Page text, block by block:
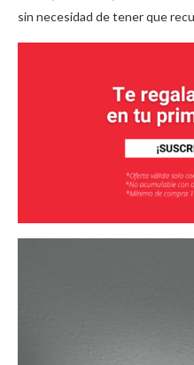
sin necesidad de tener que